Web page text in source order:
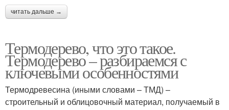
читать дальше →
Термодерево, что это такое.
Термодерево – разбираемся с
ключевыми особенностями
Термодревесина (иными словами – ТМД) –
строительный и облицовочный материал, получаемый в